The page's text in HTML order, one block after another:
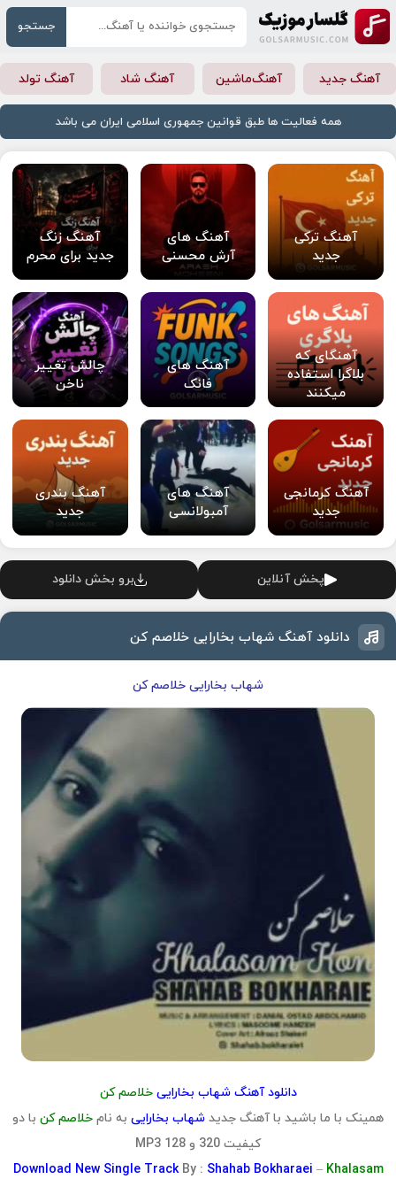
جستجو
آهنگ جدید آهنگ‌ماشین آهنگ شاد آهنگ تولد
همه فعالیت ها طبق قوانین جمهوری اسلامی ایران می باشد
آهنگ ترکی
جدید
آهنگ های
آرش محسنی
آهنگ زنگ
جدید برای محرم
آهنگای که
بلاگرا استفاده
میکنند
آهنگ های
فانک
چالش تغییر
ناخن
آهنگ کرمانجی
جدید
آهنگ های
آمبولانسی
آهنگ بندری
جدید
پخش آنلاین برو بخش دانلود
دانلود آهنگ شهاب بخارایی خلاصم کن
شهاب بخارایی خلاصم کن
دانلود آهنگ شهاب بخارایی خلاصم کن
همینک با ما باشید با آهنگ جدید شهاب بخارایی به نام خلاصم کن با دو
کیفیت 320 و 128 MP3
Download New Single Track By : Shahab Bokharaei – Khalasam